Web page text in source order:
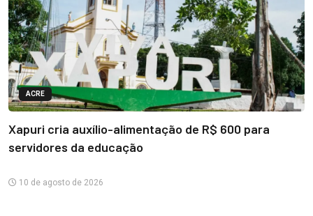
ACRE
Xapuri cria auxílio-alimentação de R$ 600 para
servidores da educação
10 de agosto de 2026